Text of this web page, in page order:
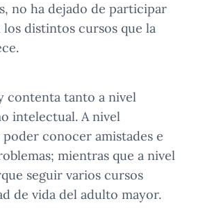
no ha dejado de participar
distintos cursos que la
contenta tanto a nivel
intelectual. A nivel
conocer amistades e
mientras que a nivel
seguir varios cursos
de vida del adulto mayor.